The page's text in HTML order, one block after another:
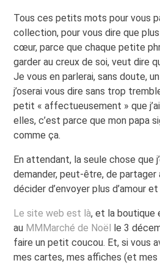
Tous ces petits mots pour vous
collection, pour vous dire que plus
cœur, parce que chaque petite
garder au creux de soi, veut dire
Je vous en parlerai, sans doute,
j’oserai vous dire sans trop
petit « affectueusement » que j’ai
elles, c’est parce que mon papa
comme ça.
En attendant, la seule chose que
demander, peut-être, de partager
décider d’envoyer plus d’amour
Le site web est là, et la boutique
au MMMarché de Noël le 3
faire un petit coucou. Et, si vous
mes cartes, mes affiches (et